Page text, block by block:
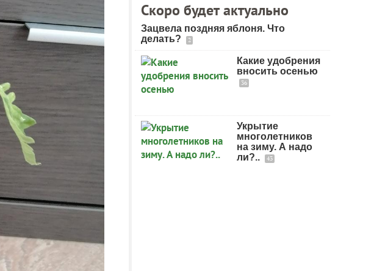
Скоро будет актуально
Зацвела поздняя яблоня. Что
делать?
2
Какие удобрения
вносить осенью
36
Укрытие
многолетников
на зиму. А надо
ли?..
43